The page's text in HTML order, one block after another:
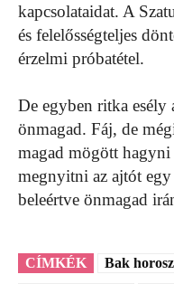
kapcsolataidat. A
és felelősségteljes
érzelmi próbatétel.
De egyben ritka esély
önmagad. Fáj, de
magad mögött hagyni
megnyitni az ajtót egy
beleértve önmagad
CÍMKÉK Bak